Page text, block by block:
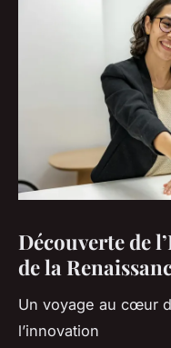
Découverte de
de la
Un voyage au cœur
l’innovation